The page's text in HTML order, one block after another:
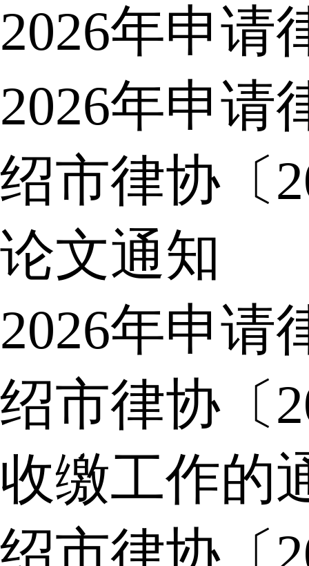
2026年申请
2026年申请
绍市律协〔
论文通知
2026年申请
绍市律协〔
收缴工作的
绍市律协〔